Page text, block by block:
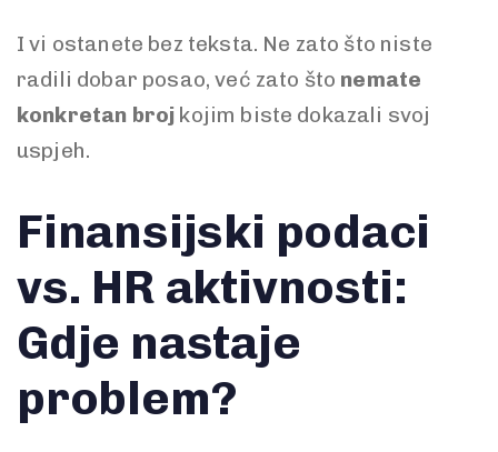
I vi ostanete bez teksta. Ne zato što niste
radili dobar posao, već zato što nemate
konkretan broj kojim biste dokazali svoj
uspjeh.
Finansijski podaci
vs. HR aktivnosti:
Gdje nastaje
problem?